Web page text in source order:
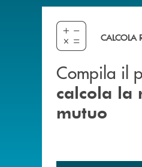
Compila il
CALCOLA
Compila il
calcola la
mutuo